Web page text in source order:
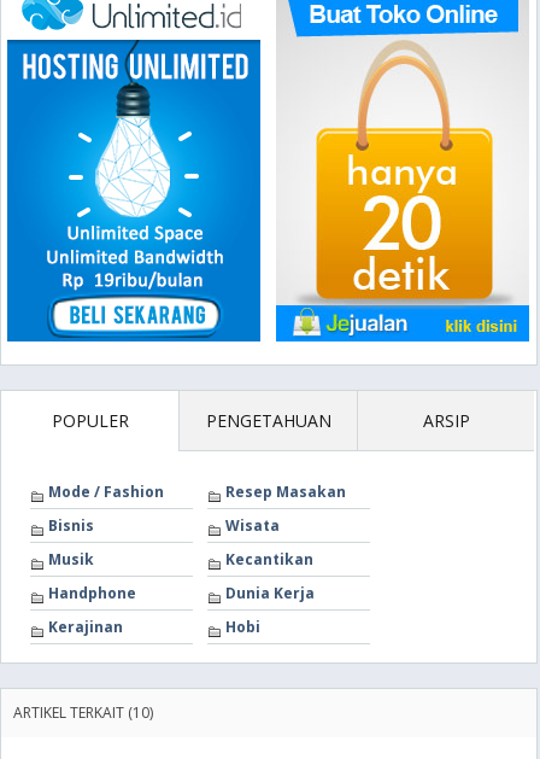
POPULER PENGETAHUAN ARSIP
Mode / Fashion
Resep Masakan
Bisnis
Wisata
Musik
Kecantikan
Handphone
Dunia Kerja
Kerajinan
Hobi
ARTIKEL TERKAIT (10)